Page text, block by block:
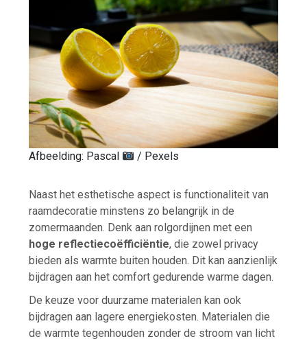
Afbeelding: Pascal / Pexels
Naast het esthetische aspect is functionaliteit van
raamdecoratie minstens zo belangrijk in de
zomermaanden. Denk aan rolgordijnen met een
hoge reflectiecoëfficiëntie, die zowel privacy
bieden als warmte buiten houden. Dit kan aanzienlijk
bijdragen aan het comfort gedurende warme dagen.
De keuze voor duurzame materialen kan ook
bijdragen aan lagere energiekosten. Materialen die
de warmte tegenhouden zonder de stroom van licht